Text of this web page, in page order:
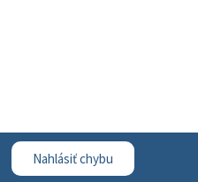
Nahlásiť chybu